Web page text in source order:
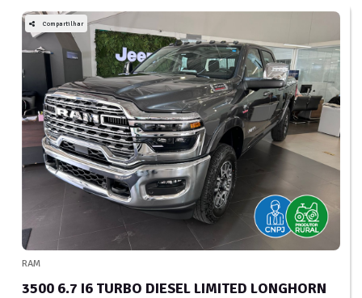
Compartilhar
RAM
3500 6.7 I6 TURBO DIESEL LIMITED LONGHORN